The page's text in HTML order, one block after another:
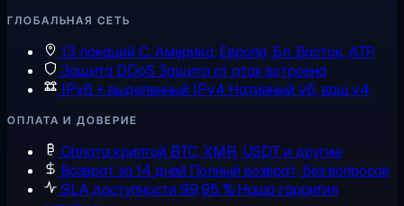
ГЛОБАЛЬНАЯ СЕТЬ
13 локаций С. Америка, Европа, Бл. Восток, АТР
Защита DDoS Защита от атак встроена
IPv6 + выделенный IPv4 Нативный v6, ваш v4
ОПЛАТА И ДОВЕРИЕ
Оплата криптой BTC, XMR, USDT и другие
Возврат за 14 дней Полный возврат, без вопросов
SLA доступности 99,95 % Наша гарантия